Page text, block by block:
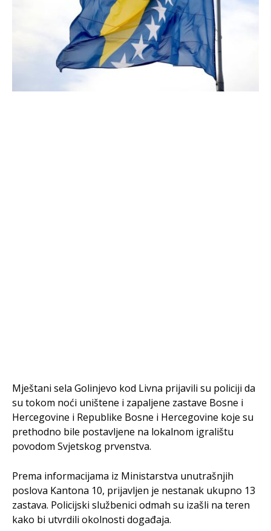
Mještani sela Golinjevo kod Livna prijavili su policiji da
su tokom noći uništene i zapaljene zastave Bosne i
Hercegovine i Republike Bosne i Hercegovine koje su
prethodno bile postavljene na lokalnom igralištu
povodom Svjetskog prvenstva.
Prema informacijama iz Ministarstva unutrašnjih
poslova Kantona 10, prijavljen je nestanak ukupno 13
zastava. Policijski službenici odmah su izašli na teren
kako bi utvrdili okolnosti događaja.